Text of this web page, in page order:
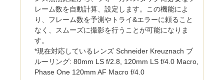
レーム数を自動計算、設定します。この機能によ
り、フレーム数を予測やトライ&エラーに頼ること
なく、スムーズに撮影を行うことが可能になりま
す。
*現在対応しているレンズ Schneider Kreuznach ブ
ルーリング: 80mm LS f/2.8, 120mm LS f/4.0 Macro,
Phase One 120mm AF Macro f/4.0